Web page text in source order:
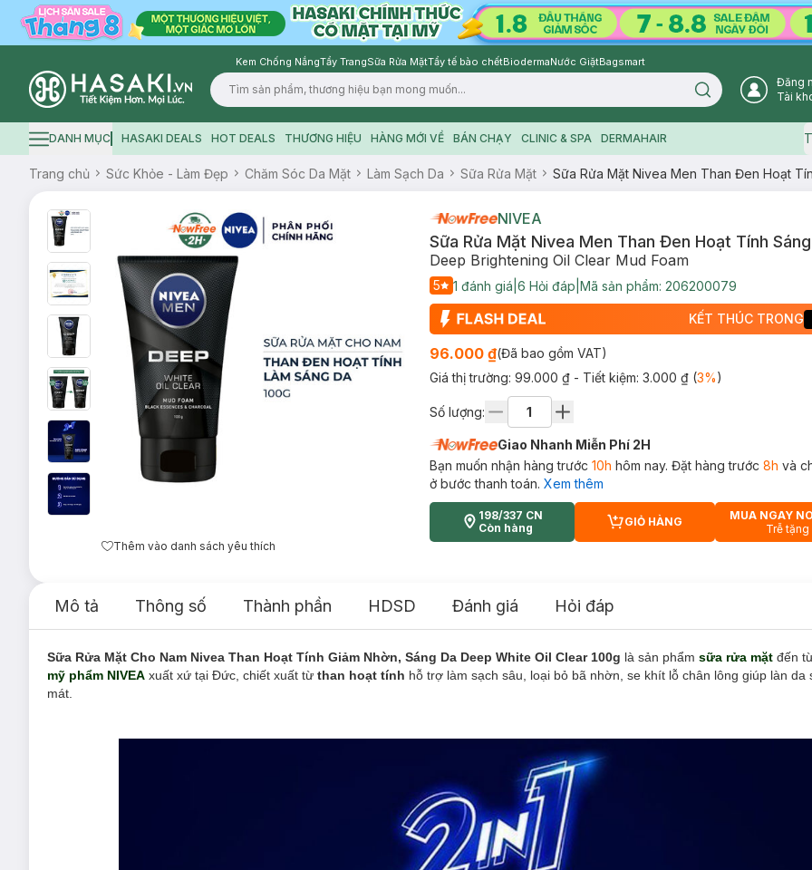
Kem Chống NắngTẩy TrangSữa Rửa MặtTẩy tế bào chếtBiodermaNước GiặtBagsmart
Logo
Search icon
Đăng
Tài
Hamburger icon
DANH MỤC HASAKI DEALS HOT DEALS THƯƠNG HIỆU HÀNG MỚI VỀ BÁN CHẠY CLINIC & SPA DERMAHAIR
Trang chủ Sức Khỏe - Làm Đẹp Chăm Sóc Da Mặt Làm Sạch Da Sữa Rửa Mặt Sữa Rửa Mặt Nivea Men Than Đen Hoạt
Thêm vào danh sách yêu thích
NIVEA
Sữa Rửa Mặt Nivea Men Than Đen Hoạt Tính
Deep Brightening Oil Clear Mud Foam
5 1 đánh giá 6 Hỏi đáp Mã sản phẩm: 206200079
KẾT THÚC TRONG
96.000 ₫(Đã bao gồm VAT)
Giá thị trường: 99.000 ₫ - Tiết kiệm: 3.000 ₫(3%)
Số lượng:
Giao Nhanh Miễn Phí 2H
Bạn muốn nhận hàng trước 10h hôm nay. Đặt hàng trước 8h và
ở bước thanh toán. Xem thêm
198/337 CN
Còn hàng
CART PLUS ICON
GIỎ HÀNG
MUA NGAY
Trễ tặng
Mô tả Thông số Thành phần HDSD Đánh giá Hỏi đáp
Sữa Rửa Mặt Cho Nam Nivea Than Hoạt Tính Giảm Nhờn, Sáng Da Deep White Oil Clear 100g là sản phẩm sữa rửa mặt đến
mỹ phẩm NIVEA xuất xứ tại Đức, chiết xuất từ than hoạt tính hỗ trợ làm sạch sâu, loại bỏ bã nhờn, se khít lỗ chân lông giúp làn da
mát.